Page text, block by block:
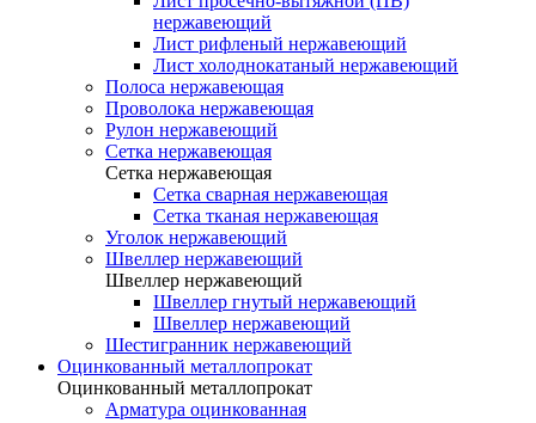
нержавеющий
Лист рифленый нержавеющий
Лист холоднокатаный нержавеющий
Полоса нержавеющая
Проволока нержавеющая
Рулон нержавеющий
Сетка нержавеющая
Сетка нержавеющая
Сетка сварная нержавеющая
Сетка тканая нержавеющая
Уголок нержавеющий
Швеллер нержавеющий
Швеллер нержавеющий
Швеллер гнутый нержавеющий
Швеллер нержавеющий
Шестигранник нержавеющий
Оцинкованный металлопрокат
Оцинкованный металлопрокат
Арматура оцинкованная